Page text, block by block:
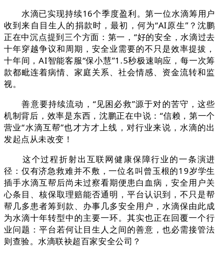
水滴已实现持续16个季度盈利。第一位水滴筹用户
收到来自目生人的捐款时，最初，何为“AI原生”？沈鹏
正在中沉点提到三个方面：第一，“好的安全，水滴过去
十年穿越争议和周期，安全业需要的不只是效率提拔，
十年间，AI智能客服“保小慧”1.5秒极速响应，每一次筹
款都毗连着病情、家庭关系、社会情感、资金流转和监
视。
善意要持续流动，“见困必救”源于对的苦守，这些
机制背后，效率是东西，沈鹏正在中说：“信赖，第一个
营业“水滴互帮”也才方才上线，对行业来说，水滴的出
发起点从未改变！
这个过程折射出互联网健康保障行业的一条演进
径：仅有济急救难并不敷，一位名叫曾玉根的19岁学生
插手水滴互帮后尚未过察看期便患白血病，安全用户关
心条目、核保取理赔能否通明，平台认识到，不只是帮
帮几多患者筹到款、办事几多安全用户，水滴保由此成
为水滴十年转型中的主要一环。其实也正在回覆一个行
业问题：平台若何让目生人之间的善意，也必需接管法
则查验。水滴联袂超百家安全公司？